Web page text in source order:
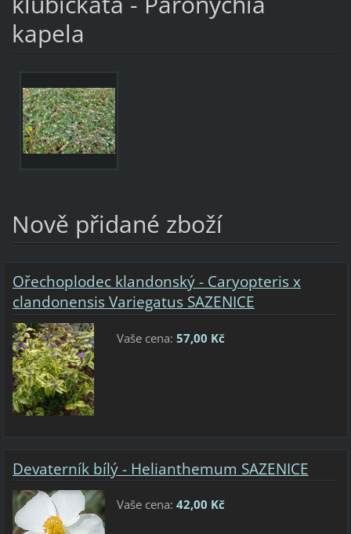
kapela
Nově přidané zboží
Ořechoplodec klandonský - Caryopteris x
clandonensis Variegatus SAZENICE
Vaše cena: 57,00 Kč
Devaterník bílý - Helianthemum SAZENICE
Vaše cena: 42,00 Kč